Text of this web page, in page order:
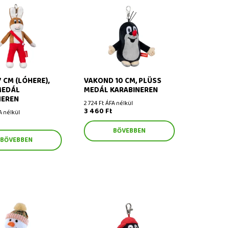
(lóhere), plüss
(LÓHERE),
nélkül
BŐVEBBEN
Vakond 10 cm, plüss medál
karabineren
VAKOND 10 CM, PLÜSS
MEDÁL KARABINEREN
2 724 Ft ÁFA nélkül
3 460 Ft
BŐVEBBEN
26 cm Vakond 10 cm-es sapka, plüss
medál karabineren